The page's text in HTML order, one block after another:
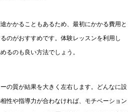
かかることもあるため、最初にかかる費用と
のがおすすめです。体験レッスンを利用し
るのも良い方法でしょう。
の質が結果を大きく左右します。どんなに設
性や指導力が合わなければ、モチベーション